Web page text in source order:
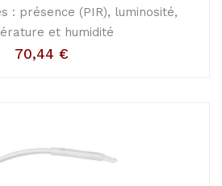
: présence (PIR), luminosité,
et humidité
70,44 €